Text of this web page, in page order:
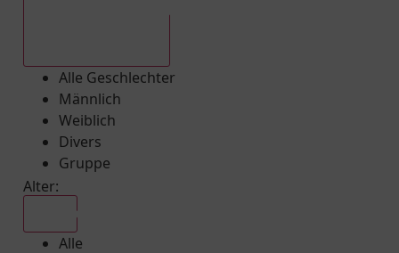
Alle Geschlechter
Männlich
Weiblich
Divers
Gruppe
Alter:
Alle